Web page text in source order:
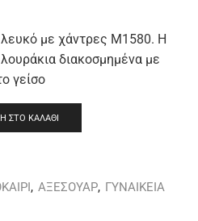
λευκό με χάντρες Μ1580. Η
διακοσμημένα με
γείσο
ΣΤΟ ΚΑΛΆΘΙ
, ΑΞΕΣΟΥΑΡ, ΓΥΝΑΙΚΕΙΑ